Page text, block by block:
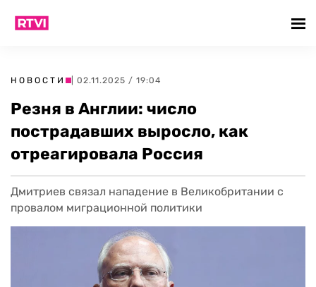
НОВОСТИ | 02.11.2025 / 19:04
Резня в Англии: число
пострадавших выросло, как
отреагировала Россия
Дмитриев связал нападение в Великобритании с
провалом миграционной политики